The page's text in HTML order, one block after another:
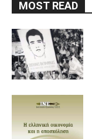
MOST READ